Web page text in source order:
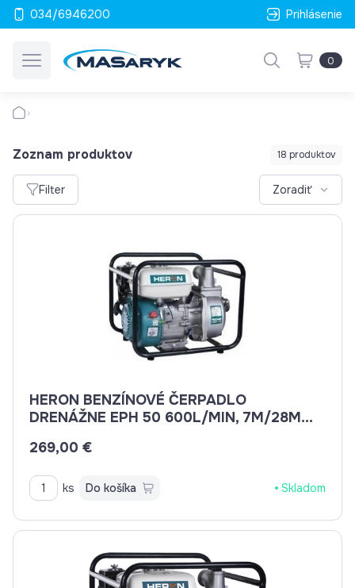
034/6946200 Prihlásenie
0
Zoznam produktov 18 produktov
Filter Zoradiť
HERON BENZÍNOVÉ ČERPADLO
DRENÁŽNE EPH 50 600L/MIN, 7M/28M
269,00 €
ks Do košíka Skladom